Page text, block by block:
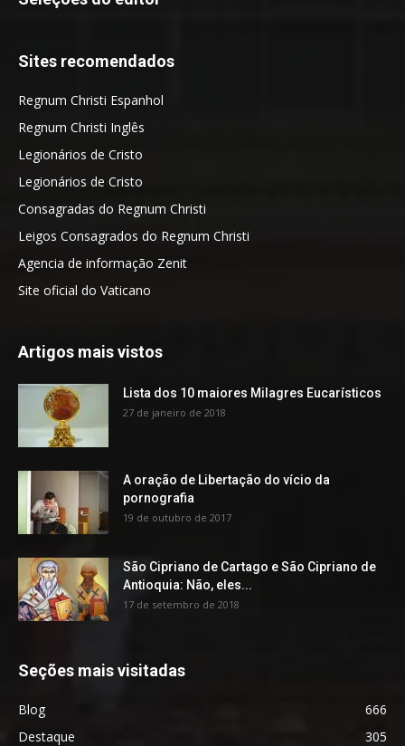
Sites recomendados
Regnum Christi Espanhol
Regnum Christi Inglês
Legionários de Cristo
Legionários de Cristo
Consagradas do Regnum Christi
Leigos Consagrados do Regnum Christi
Agencia de informação Zenit
Site oficial do Vaticano
Artigos mais vistos
Lista dos 10 maiores Milagres Eucarísticos
27 de janeiro de 2018
A oração de Libertação do vício da
pornografia
19 de outubro de 2017
São Cipriano de Cartago e São Cipriano de
Antioquia: Não, eles...
17 de setembro de 2018
Seções mais visitadas
Blog
666
Destaque
305